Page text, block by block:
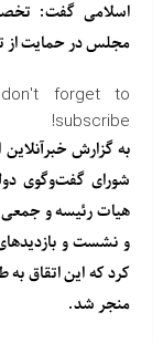
اسلامی گفت:
مجلس در حمایت از
forget to
subscribe!
به گزارش
شورای گفت‌وگوی
هیات رئیسه و جمعی
و نشست و
کرد که این اتقاق
منجر شد.